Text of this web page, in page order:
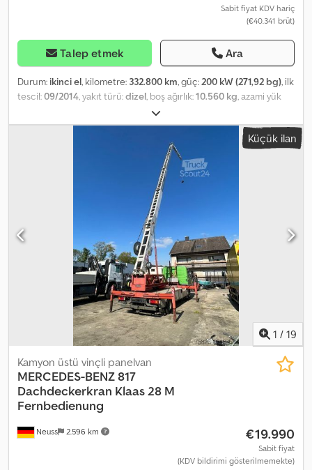
Sabit fiyat KDV hariç
(€40.341 brüt)
Talep etmek Ara
Durum: ikinci el, kilometre: 332.800 km, güç: 200 kW (271,92 bg), ilk
tescil:09/2014 , yakıt türü:dizel , boş ağırlık:10.560 kg , azami yük
18.000 kg
4x2, dingil mesafesi:5.500 mm, frenler:motor freni, renk:turuncu,
, vites türü:
, emisyon sınıfı:
, yükleme alanı uzunluğu:
2.850 mm, Donanım:
bilgisayar, diferansiyel kilidi, düşük ses seviyesi, hız sabitleyici, is
filtrasyon filtresi, klima, tır çekici bağlantısı, vinç
Actros 1827 4x2 Flatbed/Tarpaulin with Crane First registration:
.800 KM with documentation Short cab Automatic transmission
Air conditioning Rear axle air suspension Tyres 315/80 R22.5, tread
approx. 60% Wheelbase: 5,500 mm Flatbed / Tarpaulin: 6,500 mm x
2,530 mm x 2,850 mm Unladen weight: 10,560 kg Crane: Palfinger
PK9002 Year of manufacture: Radio remote control 3 hydraulic
extensions Max. lifting capacity: 5,460 kg At 3.90 m: 2,200 kg At
5.80 m: 1,420 kg At 8.80 m: 1,040 kg At 9.80 m: 800 kg Hook height
approx. 13 metres German vehicle from first owner, in well-
maintained condition. Cjdpfxewifico Aczerf Export / net price:
33,900 Euro All information without guarantee, subject to errors
and prior sale.
Küçük ilan
1 / 19
Neuss 2.596 km
Kamyon üstü vinçli panelvan
MERCEDES-BENZ817
Dachdeckerkran Klaas 28 M
Fernbedienung
€19.990
Sabit fiyat
(KDV bildirimi gösterilmemekte)